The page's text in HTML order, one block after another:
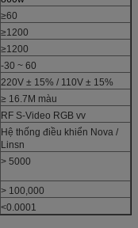
≥60
≥1200
≥1200
-30 ~ 60
220V ± 15% / 110V ± 15%
≥ 16.7M màu
RF S-Video RGB vv
Hệ thống điều khiển Nova /
Linsn
> 5000
> 100,000
<0.0001